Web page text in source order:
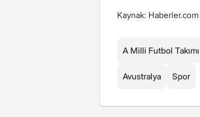
Kaynak: Haberler.com
A Milli Futbol Takımı
Avustralya Spor